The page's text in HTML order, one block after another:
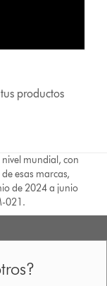
productos
mundial, con
esas marcas,
de 2024 a junio
021.